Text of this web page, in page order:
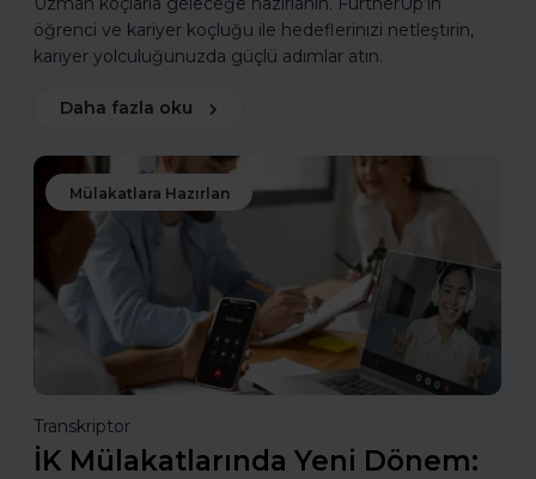
öğrenci ve kariyer koçluğu ile hedeflerinizi netleştirin,
kariyer yolculuğunuzda güçlü adımlar atın.
Daha fazla oku
Mülakatlara Hazırlan
Transkriptor
İK Mülakatlarında Yeni Dönem: